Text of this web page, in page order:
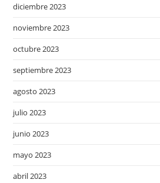
diciembre 2023
noviembre 2023
octubre 2023
septiembre 2023
agosto 2023
julio 2023
junio 2023
mayo 2023
abril 2023